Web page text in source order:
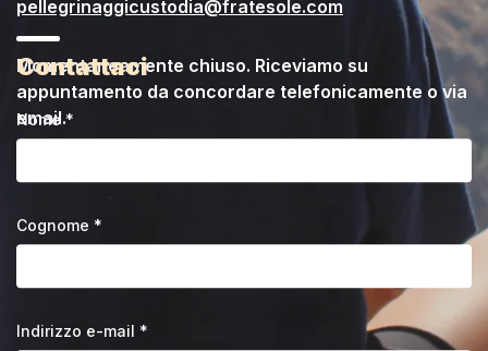
pellegrinaggicustodia@fratesole.com
Momentaneamente chiuso. Riceviamo su
appuntamento da concordare telefonicamente o via
email.
Contattaci
Nome *
Cognome *
Indirizzo e-mail *